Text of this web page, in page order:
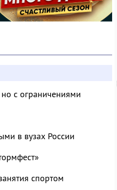
с ограничениями
в вузах России
спортом